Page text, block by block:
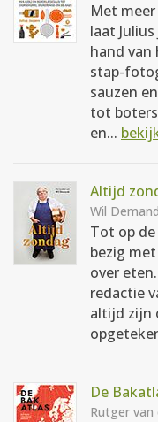
Met
laat
hand van
stap-
sauzen
tot
en...
Altijd
Wil
Tot op
bezig
over
redactie
altijd zijn
De
Rutger van